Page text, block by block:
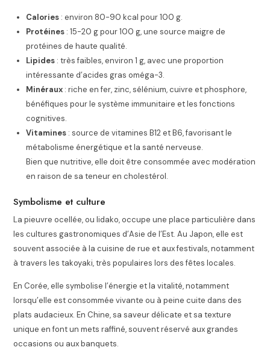
Calories : environ 80-90 kcal pour 100 g.
Protéines : 15-20 g pour 100 g, une source maigre de
protéines de haute qualité.
Lipides : très faibles, environ 1 g, avec une proportion
intéressante d’acides gras oméga-3.
Minéraux : riche en fer, zinc, sélénium, cuivre et phosphore,
bénéfiques pour le système immunitaire et les fonctions
cognitives.
Vitamines : source de vitamines B12 et B6, favorisant le
métabolisme énergétique et la santé nerveuse.
Bien que nutritive, elle doit être consommée avec modération
en raison de sa teneur en cholestérol.
Symbolisme et culture
La pieuvre ocellée, ou Iidako, occupe une place particulière dans
les cultures gastronomiques d’Asie de l’Est. Au Japon, elle est
souvent associée à la cuisine de rue et aux festivals, notamment
à travers les takoyaki, très populaires lors des fêtes locales.
En Corée, elle symbolise l’énergie et la vitalité, notamment
lorsqu’elle est consommée vivante ou à peine cuite dans des
plats audacieux. En Chine, sa saveur délicate et sa texture
unique en font un mets raffiné, souvent réservé aux grandes
occasions ou aux banquets.